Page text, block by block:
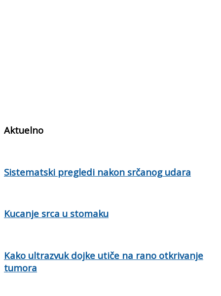
Aktuelno
Sistematski pregledi nakon srčanog udara
Kucanje srca u stomaku
Kako ultrazvuk dojke utiče na rano otkrivanje
tumora